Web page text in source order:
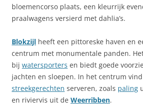
bloemencorso plaats, een kleurrijk
praalwagens versierd met dahlia’s.
Blokzijl heeft een pittoreske haven en
centrum met monumentale panden.
bij watersporters en biedt goede
jachten en sloepen. In het centrum
streekgerechten serveren, zoals paling
en riviervis uit de Weerribben.